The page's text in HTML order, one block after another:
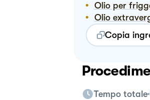
Olio per
Olio
Copia
Tempo totale